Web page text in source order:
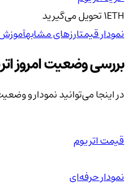
1ETH تحویلمی‌گیرید
نمودار قیمتارزهای مشابه
بررسی وضعیت امروز
در اینجا می‌توانید نمودار و
قیمت اتریوم
نمودار حرفه‌ای